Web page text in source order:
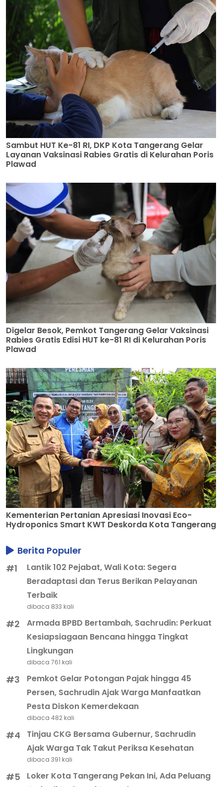
Sambut HUT Ke-81 RI, DKP Kota Tangerang Gelar
Layanan Vaksinasi Rabies Gratis di Kelurahan Poris
Plawad
Digelar Besok, Pemkot Tangerang Gelar Vaksinasi
Rabies Gratis Edisi HUT ke-81 RI di Kelurahan Poris
Plawad
Kementerian Pertanian Apresiasi Inovasi Eco-
Hydroponics Smart KWT Deskorda Kota Tangerang
Berita Populer
#1
Lantik 102 Pejabat, Wali Kota: Segera
Beradaptasi dan Terus Berikan Pelayanan
Terbaik
dibaca 833 kali
#2
Armada BPBD Bertambah, Sachrudin: Perkuat
Kesiapsiagaan Bencana hingga Tingkat
Lingkungan
dibaca 761 kali
#3
Pemkot Gelar Potongan Pajak hingga 45
Persen, Sachrudin Ajak Warga Manfaatkan
Pesta Diskon Kemerdekaan
dibaca 482 kali
#4
Tinjau CKG Bersama Gubernur, Sachrudin
Ajak Warga Tak Takut Periksa Kesehatan
dibaca 391 kali
#5
Loker Kota Tangerang Pekan Ini, Ada Peluang